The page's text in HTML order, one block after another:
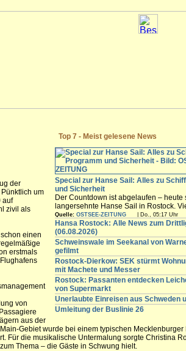
Top 7 - Meist gelesene News
Special zur Hanse Sail: Alles zu
und Sicherheit
Der Countdown ist abgelaufen – heute
langersehnte Hanse Sail in Rostock.
Besucher werden in den nächsten
freuen sich auf die maritimen
Innenstadt,...
Quelle: OSTSEE-ZEITUNG | Do., 05:17 Uhr
Hansa Rostock: Alle News zum
(06.08.2026)
Schweinswale im Seekanal von
gefilmt
Rostock-Dierkow: SEK stürmt
mit Machete und Messer
Rostock: Passanten entdecken
von Supermarkt
Unerlaubte Einreisen aus Schweden
Umleitung der Buslinie 26
der
um
auf
zivil als
einen
erstmals
von
aus der
Gebiet wurde bei einem typischen Mecklenburger
Für die musikalische Untermalung sorgte Christina
Thema – die Gäste in Schwung hielt.